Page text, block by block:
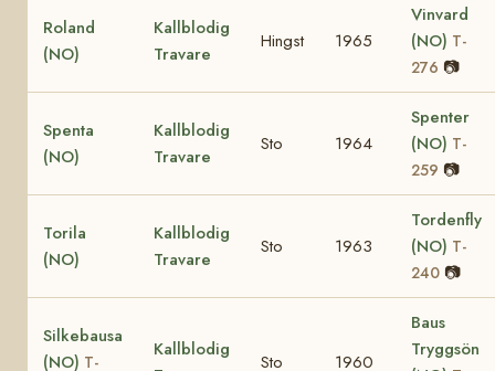
Roland
(NO)
Kallblodig
Travare
Hingst 1965
Vinvard
(NO) T-
276 📷
Spenta
(NO)
Kallblodig
Travare
Sto 1964
Spenter
(NO) T-
259 📷
Torila
(NO)
Kallblodig
Travare
Sto 1963
Tordenfly
(NO) T-
240 📷
Silkebausa
(NO) T-
Kallblodig
Sto 1960
Baus
Tryggsön